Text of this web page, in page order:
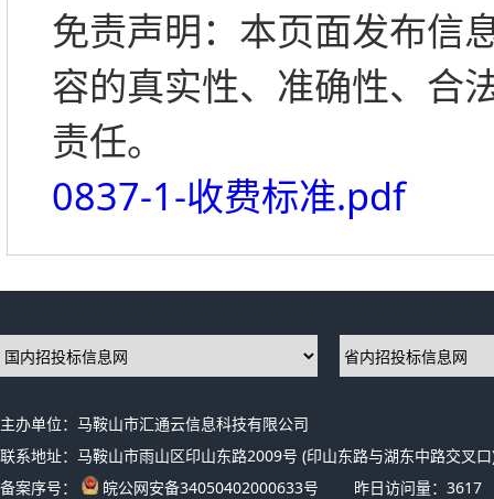
免责声明：本页面发布信
容的真实性、准确性、合
责任。
0837-1-收费标准.pdf
主办单位：马鞍山市汇通云信息科技有限公司
联系地址：马鞍山市雨山区印山东路2009号 (印山东路与湖东中路交叉
备案序号：
皖公网安备34050402000633号 昨日访问量： 3617